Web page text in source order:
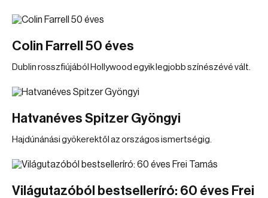
Colin Farrell 50 éves
Dublin rosszfiújából Hollywood egyik legjobb színészévé vált.
Hatvanéves Spitzer Gyöngyi
Hajdúnánási gyökerektől az országos ismertségig.
Világutazóból bestselleríró: 60 éves Frei